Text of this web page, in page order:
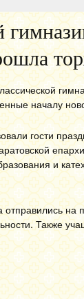
началу
гости
и
Также